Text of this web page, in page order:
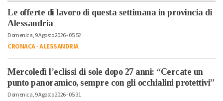
Le offerte di lavoro di questa settimana in provincia di
Alessandria
Domenica, 9 Agosto 2026 - 05:52
CRONACA-ALESSANDRIA
Mercoledì l’eclissi di sole dopo 27 anni: “Cercate un
punto panoramico, sempre con gli occhialini protettivi”
Domenica, 9 Agosto 2026 - 05:31